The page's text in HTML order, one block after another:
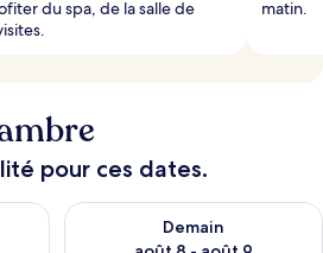
du spa, de la salle de
matin.
pour ces dates.
ce soir août 7 - août 8
Demain
Vérifier la disponibilité pour